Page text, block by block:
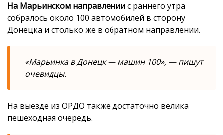
На Марьинском направлениис раннего утра
собралось около 100 автомобилей в сторону
Донецка и столько же в обратном направлении.
«Марьинка в Донецк — машин 100», — пишут
очевидцы.
На выезде из ОРДО также достаточно велика
пешеходная очередь.